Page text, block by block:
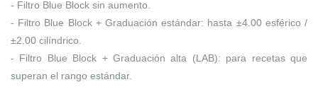
- Filtro Blue Block sin aumento.
- Filtro Blue Block + Graduación estándar: hasta ±4.00 esférico /
±2.00 cilíndrico.
- Filtro Blue Block + Graduación alta (LAB): para recetas que
superan el rango estándar.